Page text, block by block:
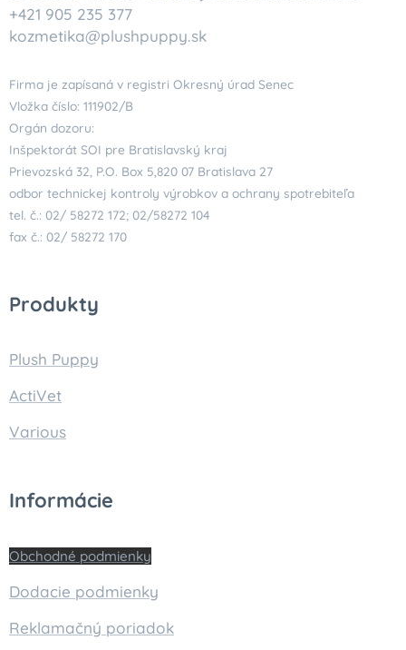
+421 905 235 377
kozmetika@plushpuppy.sk
Firma je zapísaná v registri Okresný úrad Senec
Vložka číslo: 111902/B
Orgán dozoru:
Inšpektorát SOI pre Bratislavský kraj
Prievozská 32, P.O. Box 5,820 07 Bratislava 27
odbor technickej kontroly výrobkov a ochrany spotrebiteľa
tel. č.: 02/ 58272 172; 02/58272 104
fax č.: 02/ 58272 170
Produkty
Plush Puppy
ActiVet
Various
Informácie
Obchodné podmienky
Dodacie podmienky
Reklamačný poriadok